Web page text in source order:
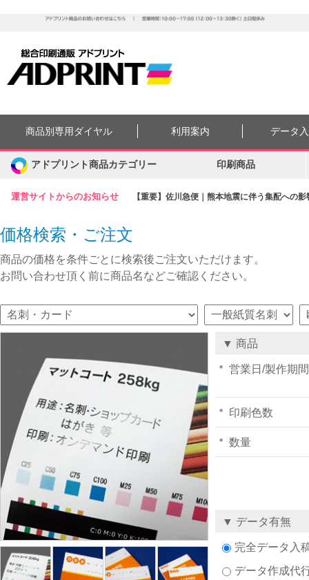
運営サイトからのお知らせ 【重要】佐川急便｜熊本地震に伴う集配への
商品別専用ダイヤル 利用案内 データ
アドプリント商品カテゴリー 印刷商品
価格検索・ご注文
商品の価格を条件ごとに検索後ご注文いただけます。
お問い合わせ頂く前に商品名などご確認ください。
▼ 商品
営業日/製作期間
印刷色数
数量
▼ データ有無
完全データ入
データ作成代